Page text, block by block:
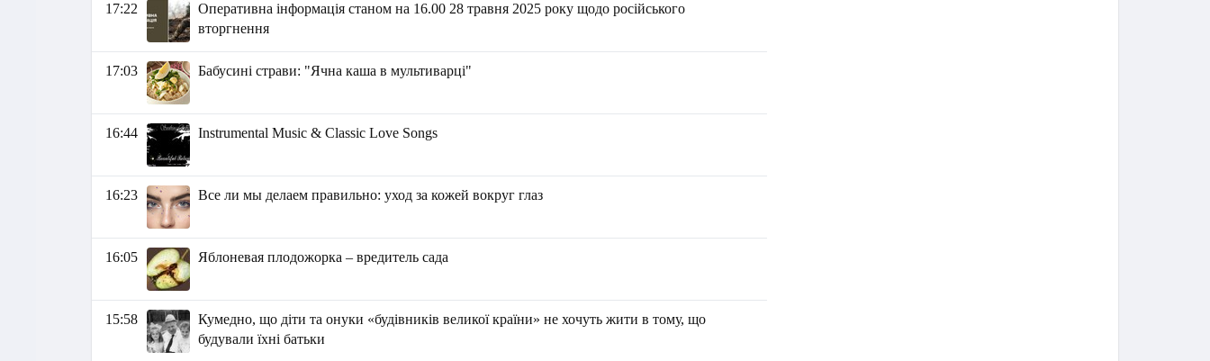
17:22
Оперативна інформація станом на 16.00 28 травня 2025 року щодо російського
вторгнення
17:03 Бабусині страви: "Ячна каша в мультиварці"
16:44 Instrumental Music & Classic Love Songs
16:23 Все ли мы делаем правильно: уход за кожей вокруг глаз
16:05 Яблоневая плодожорка – вредитель сада
15:58
Кумедно, що діти та онуки «будівників великої країни» не хочуть жити в тому, що
будували їхні батьки